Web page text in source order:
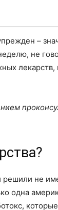
–
не
не
одна